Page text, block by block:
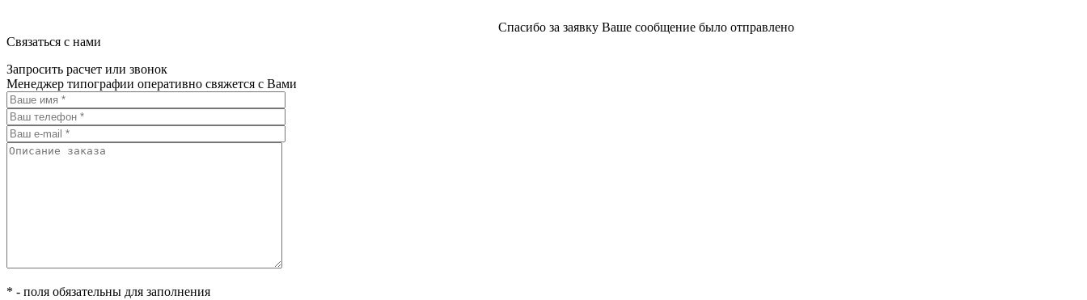
Спасибо за заявку Ваше сообщение было отправлено
Связаться с нами
Запросить расчет или звонок
Менеджер типографии оперативно свяжется с Вами
* - поля обязательны для заполнения